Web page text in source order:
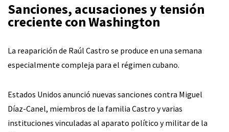
Sanciones, acusaciones y tensión
creciente con Washington
La reaparición de Raúl Castro se produce en una semana
especialmente compleja para el régimen cubano.
Estados Unidos anunció nuevas sanciones contra Miguel
Díaz-Canel, miembros de la familia Castro y varias
instituciones vinculadas al aparato político y militar de la